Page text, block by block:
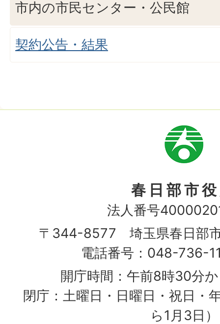
市内の市民センター・公民館
契約公告・結果
市
章
春日部市
法人番号
〒344-8577 埼玉県春日部
電話番号：048-736-
開庁時間：午前8時30分
閉庁：土曜日・日曜日・祝日・
ら1月3日）